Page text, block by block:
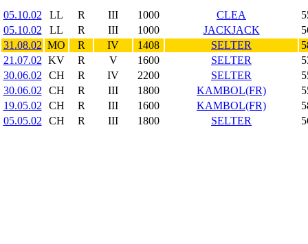
05.10.02
LL R III 1000 CLEA
05.10.02
LL R III 1000 JACKJACK
31.08.02 MO R IV 1408 SELTER
21.07.02 KV R V 1600 SELTER
30.06.02
CH R IV 2200 SELTER
30.06.02
CH R III 1800 KAMBOL(FR)
19.05.02
CH R III 1600 KAMBOL(FR)
05.05.02
CH R III 1800 SELTER